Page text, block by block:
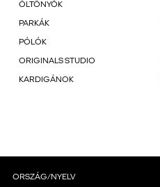
ÖLTÖNYÖK
PARKÁK
PÓLÓK
ORIGINALS STUDIO
KARDIGÁNOK
ORSZÁG/NYELV